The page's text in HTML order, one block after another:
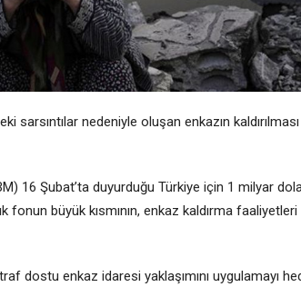
sarsıntılar nedeniyle oluşan enkazın
16 Şubat’ta duyurduğu Türkiye için 1 milyar
büyük kısmının, enkaz kaldırma faaliyetleri
dostu enkaz idaresi yaklaşımını uygulamayı